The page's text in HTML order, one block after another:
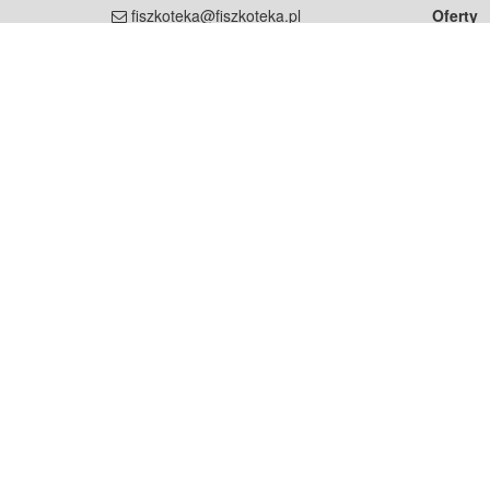
fiszkoteka@fiszkoteka.pl
Oferty